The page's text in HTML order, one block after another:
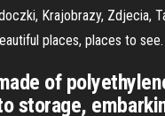
Krajobrazy, Zdjecia,
places, places to see.
of
storage,